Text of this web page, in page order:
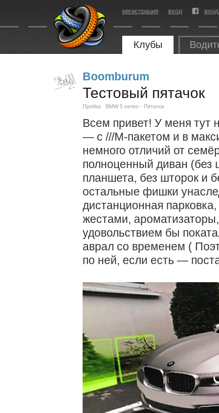
регистрация вход
Клубы
Boomburum
Тестовый пятачок
Пробка BMW 5 series - Пятачок
Всем привет! У меня тут
— с ///M-пакетом и в
немного отличий от
полноценный диван (без
планшета, без шторок и
остальные фишки
дистанционная
жестами,
удовольствием бы
аврал со временем (
по ней, если есть —